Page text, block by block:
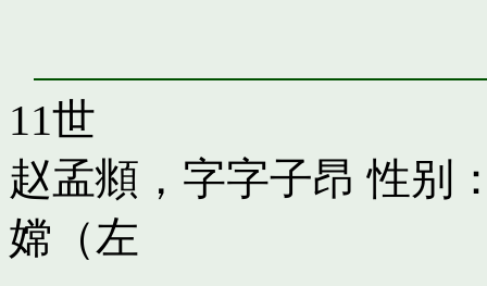
11世
赵孟頫，字字子昂 性别
嫦（左